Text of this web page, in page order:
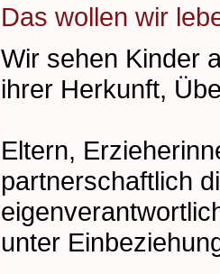
Das wollen wir
Wir sehen Kinder
ihrer Herkunft,
Eltern,
partnerschaftlich
unter